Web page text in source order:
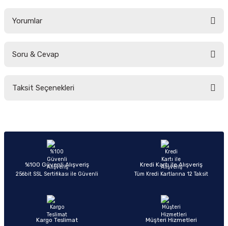
Yorumlar
Soru & Cevap
Taksit Seçenekleri
%100 Güvenli Alışveriş
256bit SSL Sertifikası ile Güvenli
Kredi Kartı ile Alışveriş
Tüm Kredi Kartlarına 12 Taksit
Kargo Teslimat Müşteri Hizmetleri